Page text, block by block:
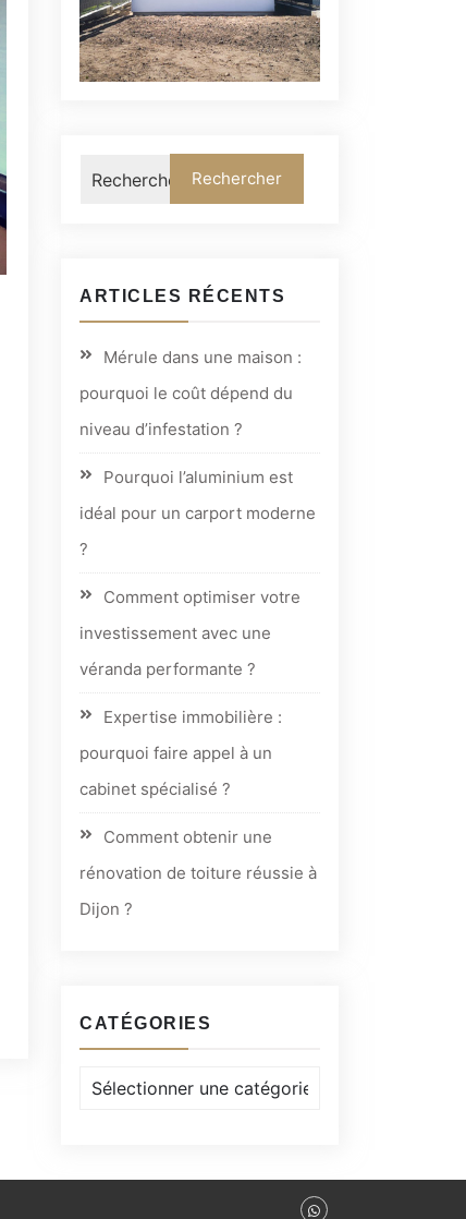
ARTICLES RÉCENTS
Mérule dans une maison :
pourquoi le coût dépend du
niveau d’infestation ?
Pourquoi l’aluminium est
idéal pour un carport moderne
?
Comment optimiser votre
investissement avec une
véranda performante ?
Expertise immobilière :
pourquoi faire appel à un
cabinet spécialisé ?
Comment obtenir une
rénovation de toiture réussie à
Dijon ?
CATÉGORIES
Catégories